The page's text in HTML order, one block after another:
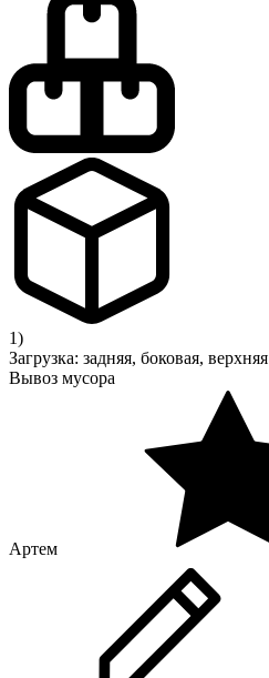
1)
Загрузка: задняя, боковая, верхняя
Вывоз мусора
Артем